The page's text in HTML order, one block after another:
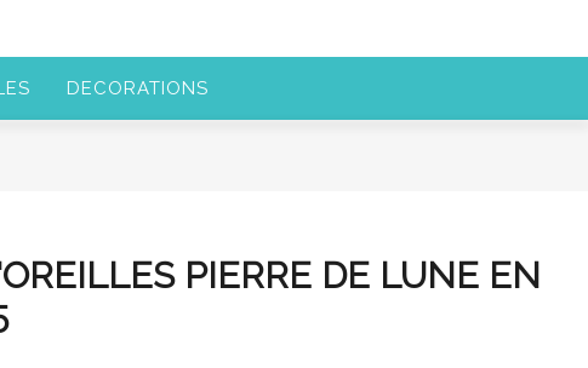
DECORATIONS
PIERRE DE LUNE EN